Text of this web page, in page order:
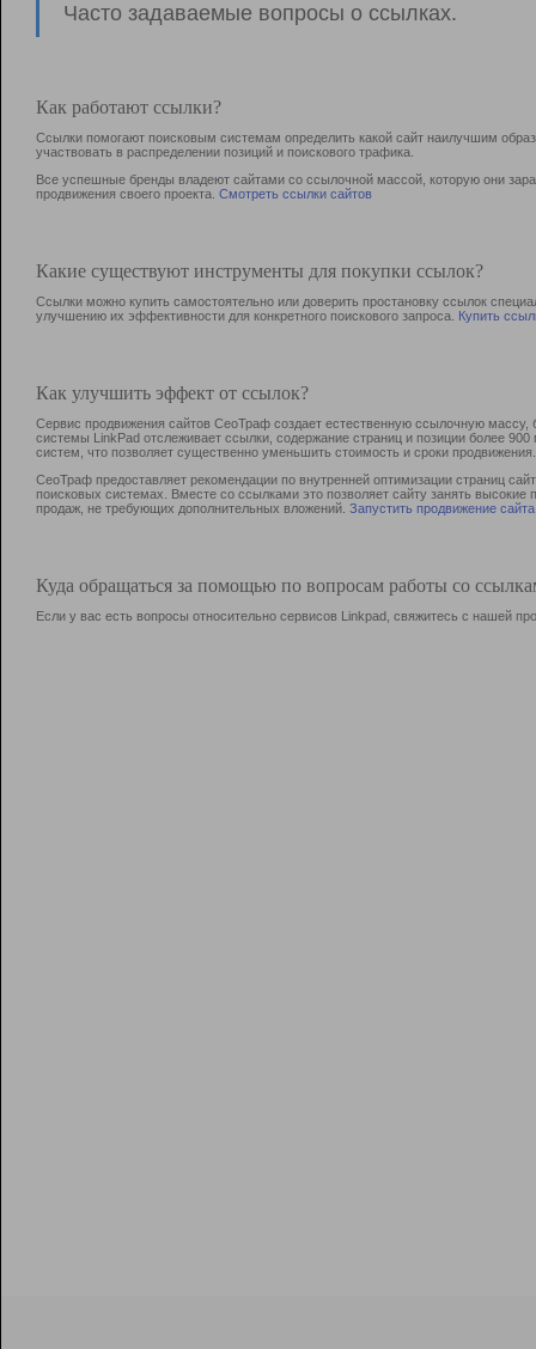
Часто задаваемые вопросы о ссылках.
Как работают ссылки?
Ссылки помогают поисковым системам определить какой сайт наилучшим
участвовать в раcпределении позиций и поискового трафика.
Все успешные бренды владеют сайтами со ссылочной массой, которую они
продвижения своего проекта. Смотреть ссылки сайтов
Какие существуют инструменты для покупки ссылок?
Ссылки можно купить самостоятельно или доверить простановку ссылок
улучшению их эффективности для конкретного поискового запроса. Купить
Как улучшить эффект от ссылок?
Сервис продвижения сайтов СеоТраф создает естественную ссылочную
системы LinkPad отслеживает ссылки, содержание страниц и позиции более
систем, что позволяет существенно уменьшить стоимость и сроки продвижения.
СеоТраф предоставляет рекомендации по внутренней оптимизации страниц
поисковых системах. Вместе со ссылками это позволяет сайту занять
продаж, не требующих дополнительных вложений. Запустить продвижение сайта
Куда обращаться за помощью по вопросам работы со
Если у вас есть вопросы относительно сервисов Linkpad, свяжитесь с нашей